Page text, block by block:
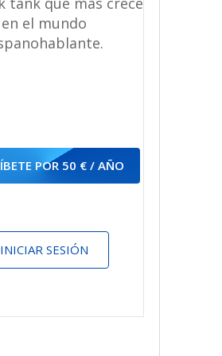
en el mundo
POR 50 € / AÑO
INICIAR SESIÓN